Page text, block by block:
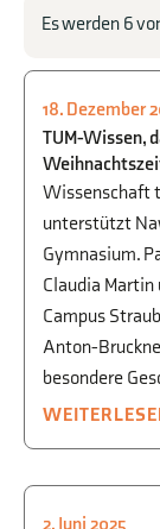
Es werden 6
18. Dezember
TUM-Wissen,
Wissenschaft
unterstützt
Gymnasium.
Claudia Martin
Campus
Anton-
besondere